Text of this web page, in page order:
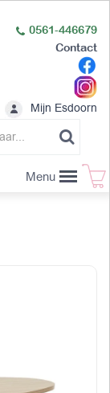
0561-446679
Contact
Mijn Esdoorn
Menu